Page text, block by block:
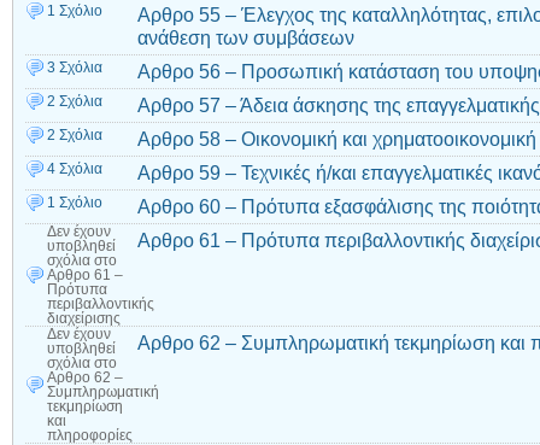
1 Σχόλιο
Αρθρο 55 – Έλεγχος της καταλληλότητας,
ανάθεση των συμβάσεων
3 Σχόλια Αρθρο 56 – Προσωπική κατάσταση του
2 Σχόλια Αρθρο 57 – Άδεια άσκησης της
2 Σχόλια Αρθρο 58 – Οικονομική και
4 Σχόλια Αρθρο 59 – Τεχνικές ή/και επαγγελματικές
1 Σχόλιο Αρθρο 60 – Πρότυπα εξασφάλισης της
Δεν έχουν
υποβληθεί
σχόλια στο
Αρθρο 61 –
Πρότυπα
περιβαλλοντικής
διαχείρισης
Αρθρο 61 – Πρότυπα περιβαλλοντικής
Δεν έχουν
υποβληθεί
σχόλια στο
Αρθρο 62 –
Συμπληρωματική
τεκμηρίωση
και
πληροφορίες
Αρθρο 62 – Συμπληρωματική τεκμηρίωση και